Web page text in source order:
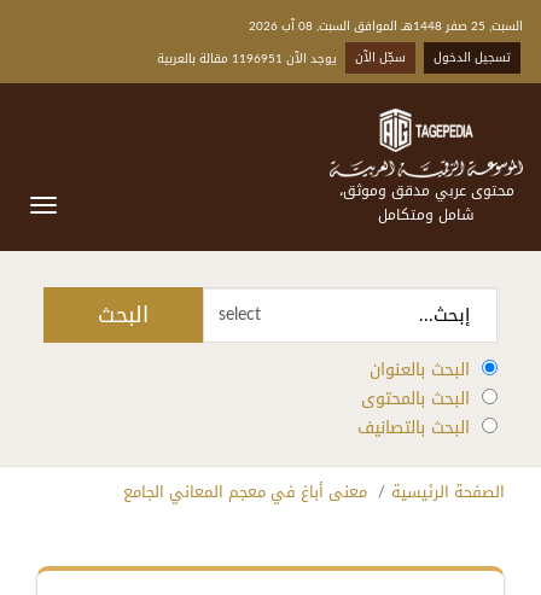
السبت, 25 صفر 1448هـ الموافق السبت, 08 آب 2026
تسجيل الدخول
سجّل الآن يوجد الآن 1196951 مقالة بالعربية
محتوى عربي مدقق وموثق،
شامل ومتكامل
select البحث
البحث بالعنوان
البحث بالمحتوى
البحث بالتصانيف
الصفحة الرئيسية معنى أباغ في معجم المعاني الجامع